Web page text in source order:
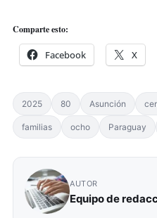
Comparte esto:
Facebook X
2025 80 Asunción
familias ocho Paraguay
AUTOR
Equipo de